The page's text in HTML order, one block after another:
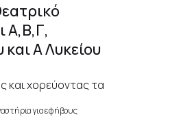
Α,Β,Γ,
Α Λυκείου
και χορεύοντας τα
για εφήβους